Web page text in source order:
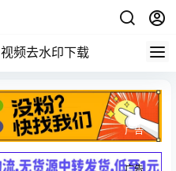
视频去水印下载
广告